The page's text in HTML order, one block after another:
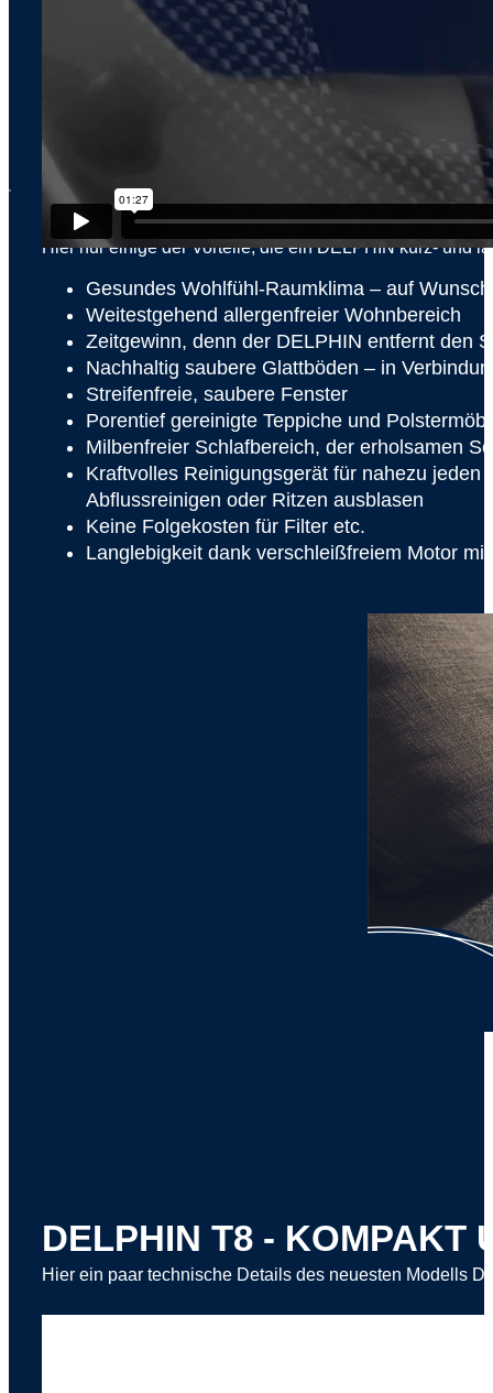
x
WELCHE VORTEILE
Hier nur einige der Vorteile, die ein DELPHIN kurz- und
Gesundes Wohlfühl-Raumklima – auf
Weitestgehend allergenfreier Wohnbereich
Zeitgewinn, denn der DELPHIN entfernt den
Nachhaltig saubere Glattböden – in
Streifenfreie, saubere Fenster
Porentief gereinigte Teppiche und
Milbenfreier Schlafbereich, der erholsamen
Kraftvolles Reinigungsgerät für nahezu
Abflussreinigen oder Ritzen ausblasen
Keine Folgekosten für Filter etc.
Langlebigkeit dank verschleißfreiem Motor
DELPHIN T8 - KOMPAKT
Hier ein paar technische Details des neuesten Modells